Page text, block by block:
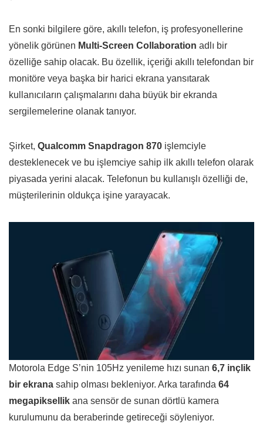
En sonki bilgilere göre, akıllı telefon, iş profesyonellerine
yönelik görünen Multi-Screen Collaboration adlı bir
özelliğe sahip olacak. Bu özellik, içeriği akıllı telefondan bir
monitöre veya başka bir harici ekrana yansıtarak
kullanıcıların çalışmalarını daha büyük bir ekranda
sergilemelerine olanak tanıyor.
Şirket, Qualcomm Snapdragon 870 işlemciyle
desteklenecek ve bu işlemciye sahip ilk akıllı telefon olarak
piyasada yerini alacak. Telefonun bu kullanışlı özelliği de,
müşterilerinin oldukça işine yarayacak.
Motorola Edge S’nin 105Hz yenileme hızı sunan 6,7 inçlik
bir ekrana sahip olması bekleniyor. Arka tarafında 64
megapiksellik ana sensör de sunan dörtlü kamera
kurulumunu da beraberinde getireceği söyleniyor.